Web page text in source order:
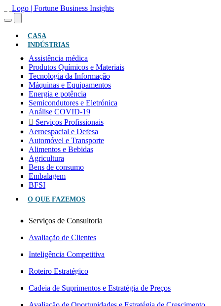
CASA
INDÚSTRIAS
Assistência médica
Produtos Químicos e Materiais
Tecnologia da Informação
Máquinas e Equipamentos
Energia e potência
Semicondutores e Eletrónica
Análise COVID-19
Serviços Profissionais
Aeroespacial e Defesa
Automóvel e Transporte
Alimentos e Bebidas
Agricultura
Bens de consumo
Embalagem
BFSI
O QUE FAZEMOS
Serviços de Consultoria
Avaliação de Clientes
Inteligência Competitiva
Roteiro Estratégico
Cadeia de Suprimentos e Estratégia de Preços